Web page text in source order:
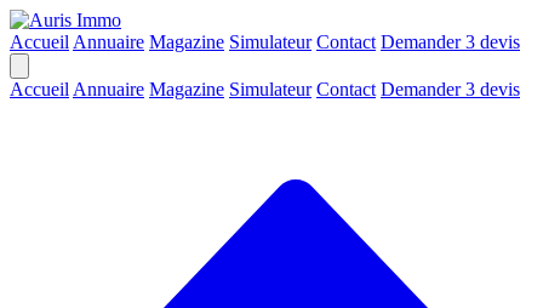
Accueil Annuaire Magazine Simulateur Contact Demander 3 devis
Accueil Annuaire Magazine Simulateur Contact Demander 3 devis